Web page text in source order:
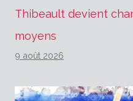
Thibeault devient
moyens
9 août 2026